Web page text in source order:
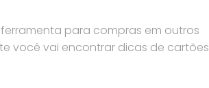
para compras em outros
você vai encontrar dicas de cartões